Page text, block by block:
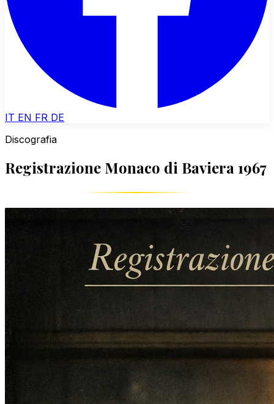
IT EN FR DE
Discografia
Registrazione Monaco di Baviera 1967